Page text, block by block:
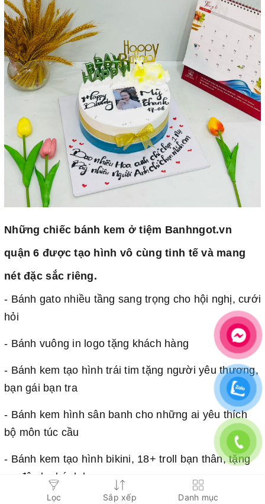
Những chiếc bánh kem ở tiệm Banhngot.vn
quận 6 được tạo hình vô cùng tinh tế và mang
nét đặc sắc riêng.
- Bánh gato nhiều tầng sang trọng cho hội nghị, cưới
hỏi
- Bánh vuông in logo tặng khách hàng
- Bánh kem tạo hình trái tim tặng người yêu thương,
bạn gái bạn tra
- Bánh kem hình sân banh cho những ai yêu thích
bộ môn túc cầu
- Bánh kem tạo hình bikini, 18+ troll bạn thân, tặng
vợ độc lạ, bánh kem
Lọc Sắp xếp Danh mục